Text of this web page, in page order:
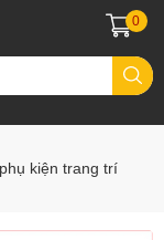
0
kiện trang trí